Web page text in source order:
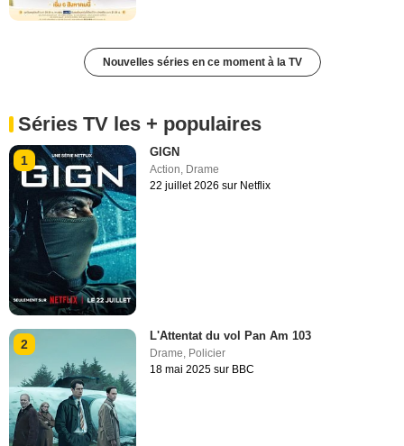
Nouvelles séries en ce moment à la TV
Séries TV les + populaires
1
GIGN
Action, Drame
22 juillet 2026 sur Netflix
2
L'Attentat du vol Pan Am 103
Drame Policier
18 mai 2025 sur BBC